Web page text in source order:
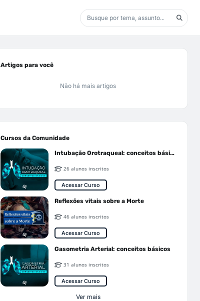
Artigos para você
Não há mais artigos
Cursos da Comunidade
Intubação Orotraqueal: conceitos básicos
26 alunos inscritos
Acessar Curso
Reflexões vitais sobre a Morte
46 alunos inscritos
Acessar Curso
Gasometria Arterial: conceitos básicos
31 alunos inscritos
Acessar Curso
Ver mais